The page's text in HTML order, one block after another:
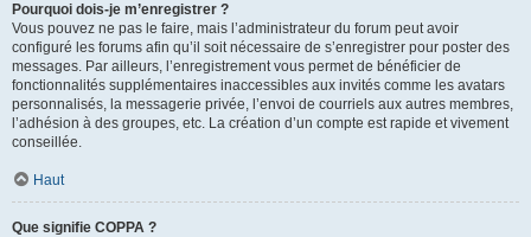
Pourquoi dois-je m’enregistrer ?
Vous pouvez ne pas le faire, mais l’administrateur du forum peut avoir
configuré les forums afin qu’il soit nécessaire de s’enregistrer pour poster des
messages. Par ailleurs, l’enregistrement vous permet de bénéficier de
fonctionnalités supplémentaires inaccessibles aux invités comme les avatars
personnalisés, la messagerie privée, l’envoi de courriels aux autres membres,
l’adhésion à des groupes, etc. La création d’un compte est rapide et vivement
conseillée.
Haut
Que signifie COPPA ?